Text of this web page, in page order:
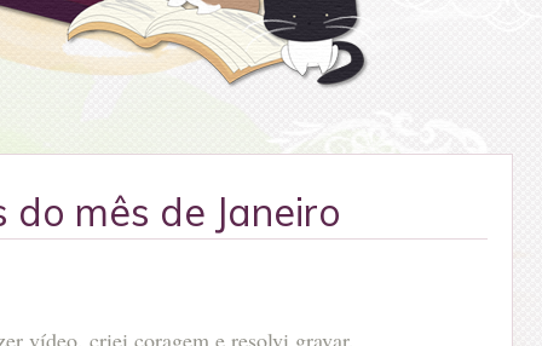
do mês de Janeiro
vídeo, criei coragem e resolvi gravar.